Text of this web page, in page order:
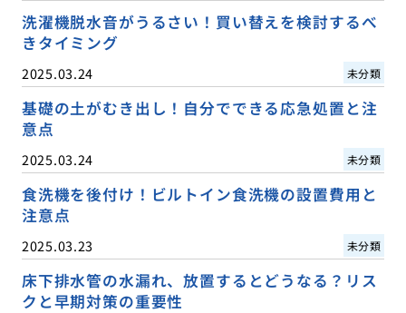
洗濯機脱水音がうるさい！買い替えを検討するべ
きタイミング
2025.03.24 未分類
基礎の土がむき出し！自分でできる応急処置と注
意点
2025.03.24 未分類
食洗機を後付け！ビルトイン食洗機の設置費用と
注意点
2025.03.23 未分類
床下排水管の水漏れ、放置するとどうなる？リス
クと早期対策の重要性